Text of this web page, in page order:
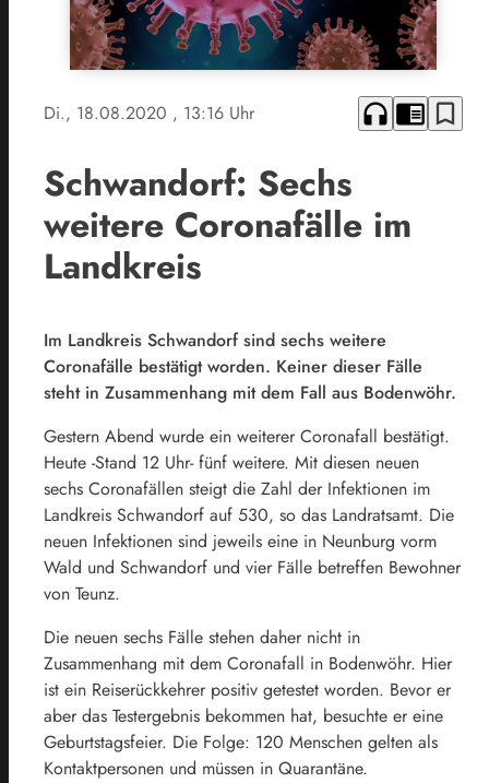
Di., 18.08.2020 , 13:16 Uhr headphones chrome_reader_mode bookmark_border
Schwandorf: Sechs
weitere Coronafälle im
Landkreis
Im Landkreis Schwandorf sind sechs weitere
Coronafälle bestätigt worden. Keiner dieser Fälle
steht in Zusammenhang mit dem Fall aus Bodenwöhr.
Gestern Abend wurde ein weiterer Coronafall bestätigt.
Heute -Stand 12 Uhr- fünf weitere. Mit diesen neuen
sechs Coronafällen steigt die Zahl der Infektionen im
Landkreis Schwandorf auf 530, so das Landratsamt. Die
neuen Infektionen sind jeweils eine in Neunburg vorm
Wald und Schwandorf und vier Fälle betreffen Bewohner
von Teunz.
Die neuen sechs Fälle stehen daher nicht in
Zusammenhang mit dem Coronafall in Bodenwöhr. Hier
ist ein Reiserückkehrer positiv getestet worden. Bevor er
aber das Testergebnis bekommen hat, besuchte er eine
Geburtstagsfeier. Die Folge: 120 Menschen gelten als
Kontaktpersonen und müssen in Quarantäne.